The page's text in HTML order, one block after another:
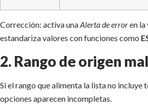
Corrección: activa unaAlerta de erroren la
estandariza valores con funciones como
2. Rango de origen
Si el rango que alimenta la lista no incluye
opciones aparecen incompletas.